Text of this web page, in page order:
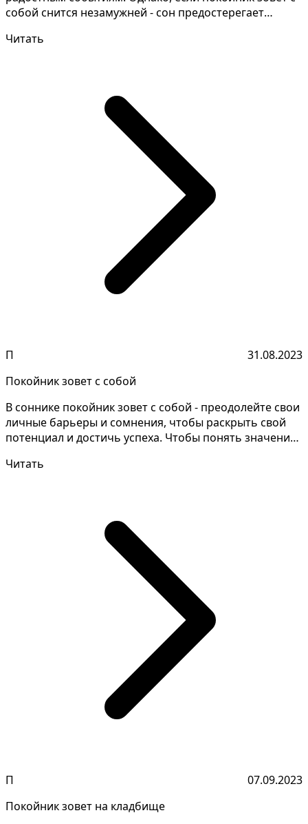
собой снится незамужней - сон предостерегает
Читать
П
31.08.2023
Покойник зовет с собой
В соннике покойник зовет с собой - преодолейте свои
личные барьеры и сомнения, чтобы раскрыть свой
потенциал и достичь успеха. Чтобы понять значения
Читать
П
07.09.2023
Покойник зовет на кладбище